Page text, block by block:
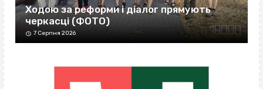
Ходою за реформи і діалог прямують
черкасці (ФОТО)
7 Серпня 2026